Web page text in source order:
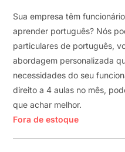
Sua empresa têm
aprender português? Nós
particulares de português,
abordagem personalizada
necessidades do seu
direito a 4 aulas no mês,
que achar melhor.
Fora de estoque